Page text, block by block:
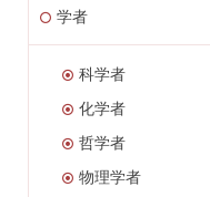
学者
科学者
化学者
哲学者
物理学者